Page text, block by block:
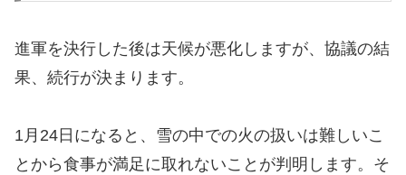
進軍を決行した後は天候が悪化しますが、協議の結
果、続行が決まります。
1月24日になると、雪の中での火の扱いは難しいこ
とから食事が満足に取れないことが判明します。そ